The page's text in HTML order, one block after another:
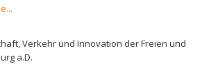
Verkehr und Innovation der Freien und
a.D.